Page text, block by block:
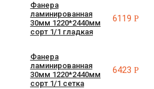
Фанера
ламинированная
30мм 1220*2440мм
сорт 1/1 гладкая
6119Р
Фанера
ламинированная
30мм 1220*2440мм
сорт 1/1 сетка
6423Р